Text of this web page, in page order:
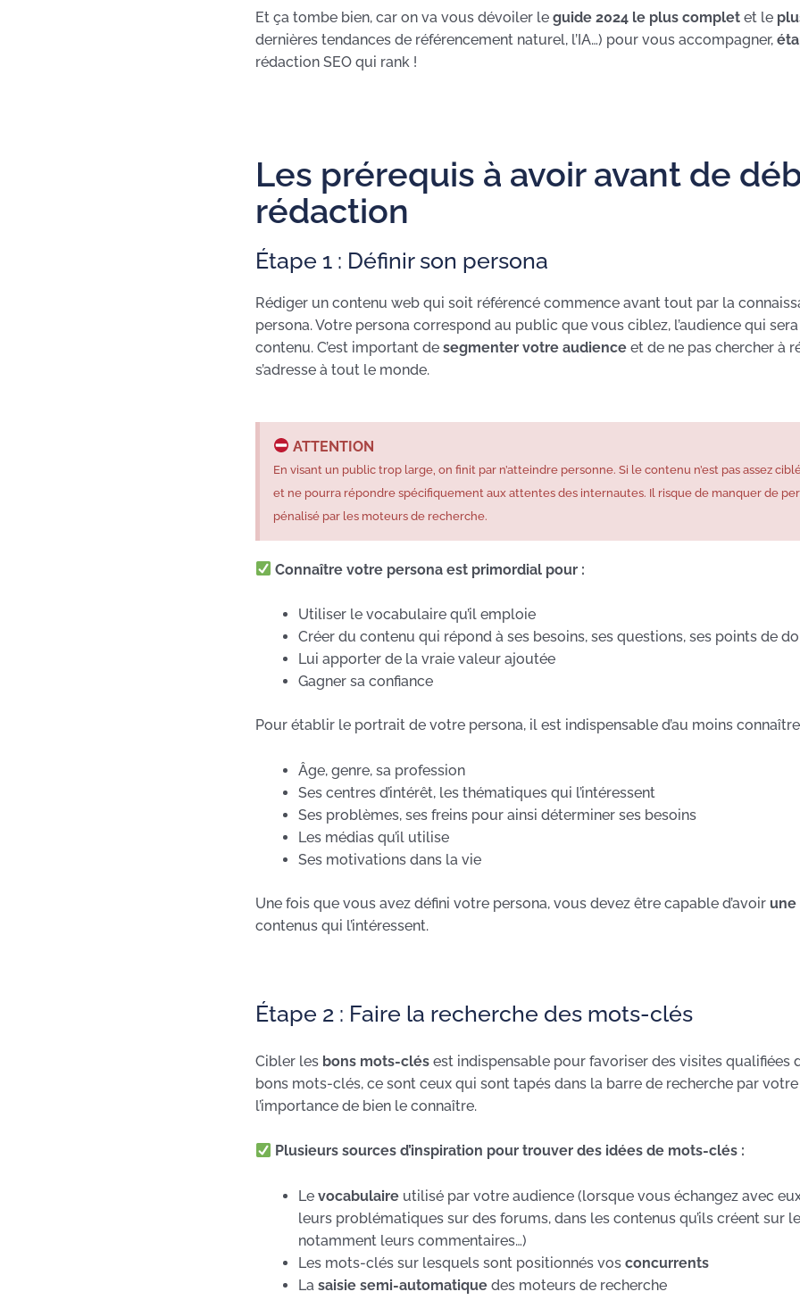
Et ça tombe bien, car on va vous dévoiler le guide 2024 le plus complet et le
dernières tendances de référencement naturel, l’IA…) pour vous accompagner,
rédaction SEO qui rank !
Les prérequis à avoir avant de
rédaction
Étape 1 : Définir son persona
Rédiger un contenu web qui soit référencé commence avant tout par la
persona. Votre persona correspond au public que vous ciblez, l’audience qui
contenu. C’est important de segmenter votre audience et de ne pas chercher à
s’adresse à tout le monde.
ATTENTION
En visant un public trop large, on finit par n’atteindre personne. Si le contenu n’est pas assez
et ne pourra répondre spécifiquement aux attentes des internautes. Il risque de manquer de
pénalisé par les moteurs de recherche.
Connaître votre persona est primordial pour :
Utiliser le vocabulaire qu’il emploie
Créer du contenu qui répond à ses besoins, ses questions, ses points de
Lui apporter de la vraie valeur ajoutée
Gagner sa confiance
Pour établir le portrait de votre persona, il est indispensable d’au moins
Âge, genre, sa profession
Ses centres d’intérêt, les thématiques qui l’intéressent
Ses problèmes, ses freins pour ainsi déterminer ses besoins
Les médias qu’il utilise
Ses motivations dans la vie
Une fois que vous avez défini votre persona, vous devez être capable d’avoir une
contenus qui l’intéressent.
Étape 2 : Faire la recherche des mots-clés
Cibler les bons mots-clés est indispensable pour favoriser des visites qualifiées
bons mots-clés, ce sont ceux qui sont tapés dans la barre de recherche par votre
l’importance de bien le connaître.
Plusieurs sources d’inspiration pour trouver des idées de mots-clés :
Le vocabulaire utilisé par votre audience (lorsque vous échangez avec
leurs problématiques sur des forums, dans les contenus qu’ils créent sur
notamment leurs commentaires…)
Les mots-clés sur lesquels sont positionnés vos concurrents
La saisie semi-automatique des moteurs de recherche